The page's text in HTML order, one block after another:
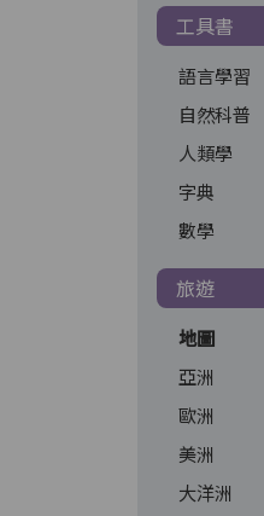
工具書
語言學習
自然科普
人類學
字典
數學
旅遊
地圖
亞洲
歐洲
美洲
大洋洲